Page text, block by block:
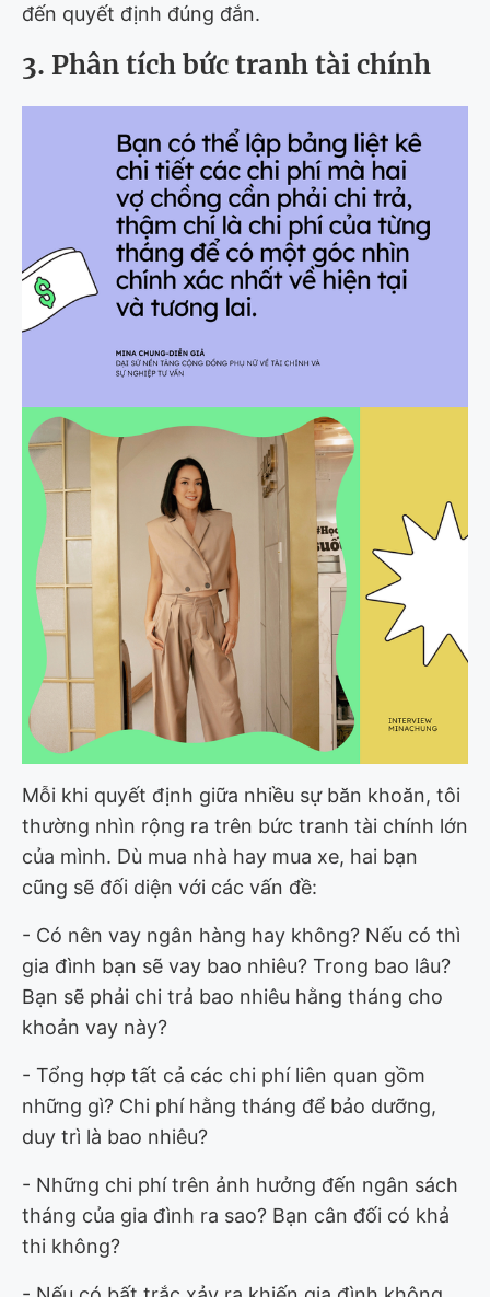
đến quyết định đúng đắn.
3. Phân tích bức tranh tài chính
Mỗi khi quyết định giữa nhiều sự băn khoăn, tôi
thường nhìn rộng ra trên bức tranh tài chính lớn
của mình. Dù mua nhà hay mua xe, hai bạn
cũng sẽ đối diện với các vấn đề:
- Có nên vay ngân hàng hay không? Nếu có thì
gia đình bạn sẽ vay bao nhiêu? Trong bao lâu?
Bạn sẽ phải chi trả bao nhiêu hằng tháng cho
khoản vay này?
- Tổng hợp tất cả các chi phí liên quan gồm
những gì? Chi phí hằng tháng để bảo dưỡng,
duy trì là bao nhiêu?
- Những chi phí trên ảnh hưởng đến ngân sách
tháng của gia đình ra sao? Bạn cân đối có khả
thi không?